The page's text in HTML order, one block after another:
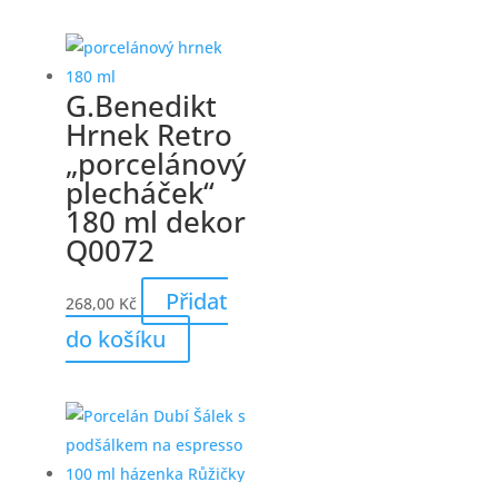
G.Benedikt
Hrnek Retro
„porcelánový
plecháček“
180 ml dekor
Q0072
268,00 Kč
Přidat
do košíku